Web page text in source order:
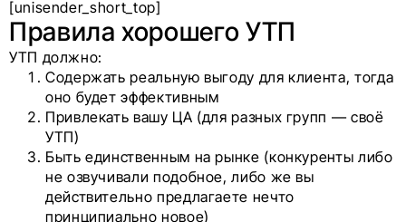
[unisender_short_top]
Правила хорошего УТП
УТП должно:
Содержать реальную выгоду для клиента, тогда
оно будет эффективным
Привлекать вашу ЦА (для разных групп — своё
УТП)
Быть единственным на рынке (конкуренты либо
не озвучивали подобное, либо же вы
действительно предлагаете нечто
принципиально новое)